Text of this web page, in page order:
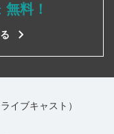
無料！
イブキャスト）